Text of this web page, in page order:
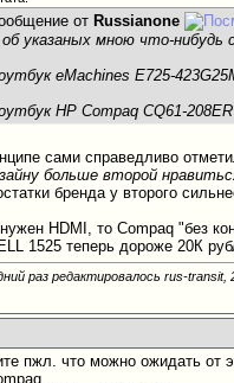
от Russianone
указаных мною что-нибудь
eMachines E725-
HP Compaq CQ61-
сами справедливо
больше второй
бренда у второго
HDMI, то Compaq "без
1525 теперь дороже 20К
раз редактировалось rus-transit,
пжл. что можно ожидать от